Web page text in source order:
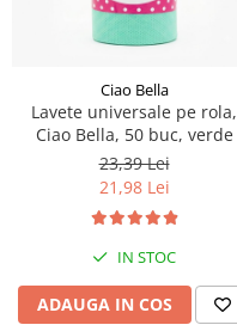
Ciao Bella
Lavete universale pe rola,
Ciao Bella, 50 buc, verde
23,39 Lei
21,98 Lei
IN STOC
ADAUGA IN COS